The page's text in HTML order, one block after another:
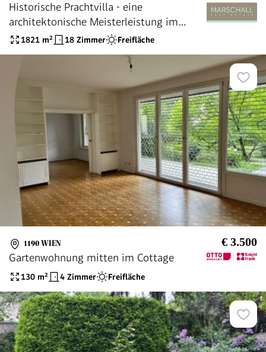
Historische Prachtvilla - eine
architektonische Meisterleistung im
Herzen des 19. Bezirks
1821 m² 18 Zimmer Freifläche
1190 WIEN € 3.500
Gartenwohnung mitten im Cottage
130 m² 4 Zimmer Freifläche